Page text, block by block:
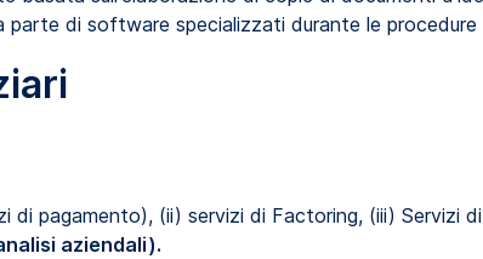
di software specializzati durante le
pagamento), (ii) servizi di Factoring, (iii) Servizi
aziendali).